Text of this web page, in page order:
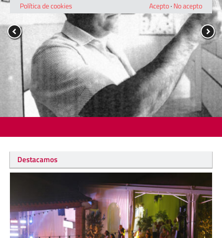
Destacamos
Política de cookies
Acepto· No acepto